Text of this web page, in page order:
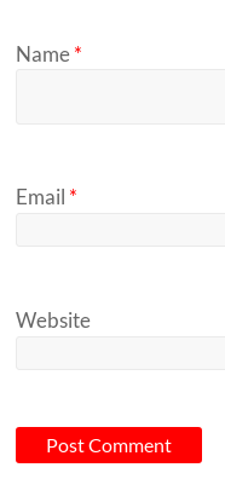
Name*
Email *
Website